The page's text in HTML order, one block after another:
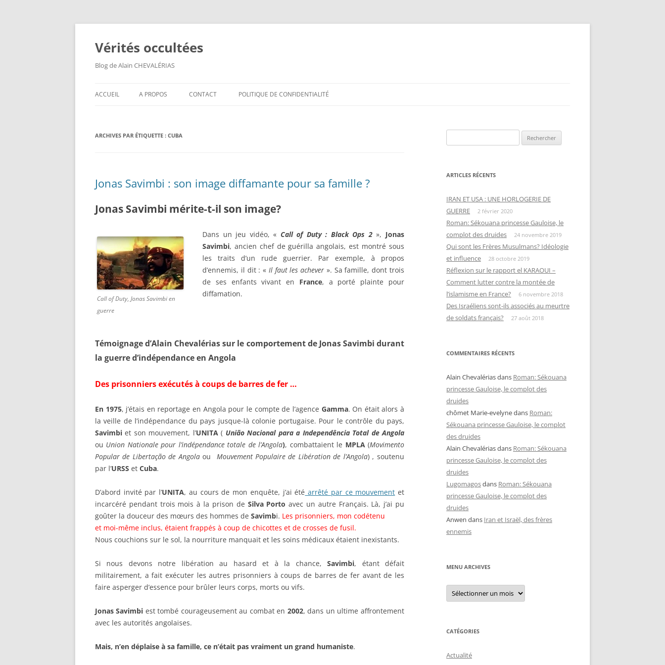
Aller
contenu
Vérités occultées
Blog de Alain CHEVALÉRIAS
ACCUEIL A PROPOS CONTACT POLITIQUE DE CONFIDENTIALITÉ
ARCHIVES PAR ÉTIQUETTE : CUBA
Jonas Savimbi : son image diffamante pour sa famille ?
Jonas Savimbi mérite-t-il son image?
Call of Duty, Jonas Savimbi en
guerre
Dans un jeu vidéo, « Call of Duty : Black Ops 2», Jonas
Savimbi, ancien chef de guérilla angolais, est montré sous
les traits d’un rude guerrier. Par exemple, à propos
d’ennemis, il dit : « Il faut les achever ». Sa famille, dont trois
de ses enfants vivant en France, a porté plainte pour
diffamation.
Témoignage d’Alain Chevalérias sur le comportement de Jonas Savimbi durant
la guerre d’indépendance en Angola
Des prisonniers exécutés à coups de barres de fer …
En 1975, j’étais en reportage en Angola pour le compte de l’agence Gamma. On était alors à
la veille de l’indépendance du pays jusque-là colonie portugaise. Pour le contrôle du pays,
Savimbi et son mouvement, l’UNITA( União Nacional para a Independência Total de Angola
ou Union Nationale pour l’indépendance totale de l’Angola), combattaient le MPLA (Movimento
Popular de Libertação de Angola ou Mouvement Populaire de Libération de l’Angola) , soutenu
par l’URSS et Cuba.
D’abord invité par l’UNITA, au cours de mon enquête, j’ai été arrêté par ce mouvement et
incarcéré pendant trois mois à la prison de Silva Porto avec un autre Français. Là, j’ai pu
goûter la douceur des mœurs des hommes de Savimbi. Les prisonniers, mon codétenu
et moi-même inclus, étaient frappés à coup de chicottes et de crosses de fusil.
Nous couchions sur le sol, la nourriture manquait et les soins médicaux étaient inexistants.
Si nous devons notre libération au hasard et à la chance,Savimbi, étant défait
militairement, a fait exécuter les autres prisonniers à coups de barres de fer avant de les
faire asperger d’essence pour brûler leurs corps, morts ou vifs.
Jonas Savimbi est tombé courageusement au combat en 2002, dans un ultime affrontement
avec les autorités angolaises.
Mais, n’en déplaise à sa famille, ce n’était pas vraiment un grand humaniste.
ARTICLES RÉCENTS
IRAN ET USA : UNE HORLOGERIE DE
GUERRE
2 février 2020
Roman: Sékouana princesse Gauloise, le
complot des druides
24 novembre 2019
Qui sont les Frères Musulmans? Idéologie
et influence
28 octobre 2019
Réflexion sur le rapport el KARAOUI –
Comment lutter contre la montée de
l’islamisme en France?
6 novembre 2018
Des Israéliens sont-ils associés au meurtre
de soldats français?
27 août 2018
COMMENTAIRES RÉCENTS
Alain Chevalériasdans Roman: Sékouana
princesse Gauloise, le complot des
druides
chômet Marie-evelynedans Roman:
Sékouana princesse Gauloise, le complot
des druides
Alain Chevalériasdans Roman: Sékouana
princesse Gauloise, le complot des
druides
Lugomagosdans Roman: Sékouana
princesse Gauloise, le complot des
druides
Anwen dans Iran et Israël, des frères
ennemis
MENU ARCHIVES
Menu
archives
CATÉGORIES
Actualité